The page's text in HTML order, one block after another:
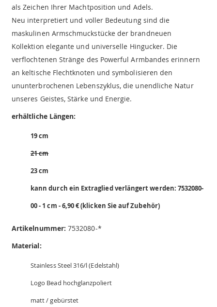
als Zeichen Ihrer Machtposition und Adels.
Neu interpretiert und voller Bedeutung sind die
maskulinen Armschmuckstücke der brandneuen
Kollektion elegante und universelle Hingucker. Die
verflochtenen Stränge des Powerful Armbandes erinnern
an keltische Flechtknoten und symbolisieren den
ununterbrochenen Lebenszyklus, die unendliche Natur
unseres Geistes, Stärke und Energie.
erhältliche Längen:
19 cm
21 cm
23 cm
kann durch ein Extraglied verlängert werden: 7532080-
00 - 1 cm - 6,90 € (klicken Sie auf Zubehör)
Artikelnummer:7532080-*
Material:
Stainless Steel 316/l (Edelstahl)
Logo Bead hochglanzpoliert
matt / gebürstet